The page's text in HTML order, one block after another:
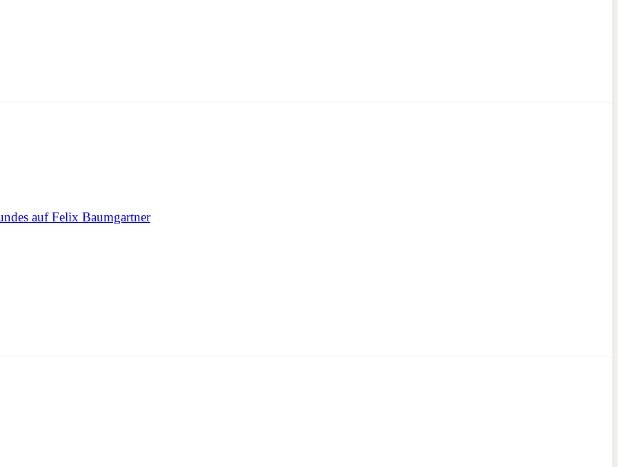
auf Felix Baumgartner